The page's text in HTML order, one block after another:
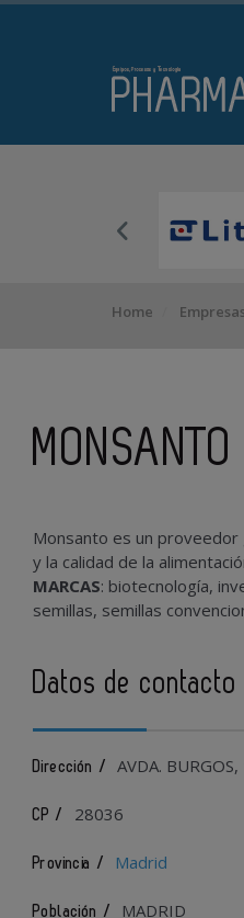
Home
Monsanto es un
y la calidad de la
MARCAS: biotecnología,
semillas, semillas
Datos de contacto
Dirección / AVDA. BURGOS,
CP / 28036
Provincia / Madrid
Población / MADRID